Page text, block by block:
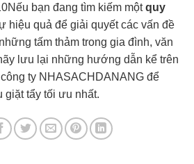
bạn đang tìm kiếm mộtquy
hiệu quả để giải quyết các vấn đề
tấm thảm trong gia đình, văn
lưu lại những hướng dẫn kể trên
ty NHASACHDANANG để
giặt tẩy tối ưu nhất.